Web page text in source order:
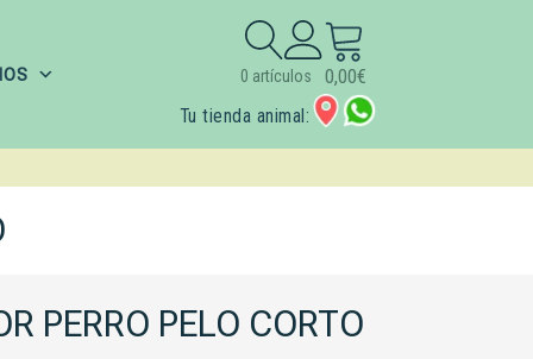
Tu tienda animal:
Buscar:
0,00€
0 artículos
PERRO PELO CORTO